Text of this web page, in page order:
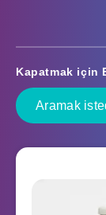
Kapatmak için